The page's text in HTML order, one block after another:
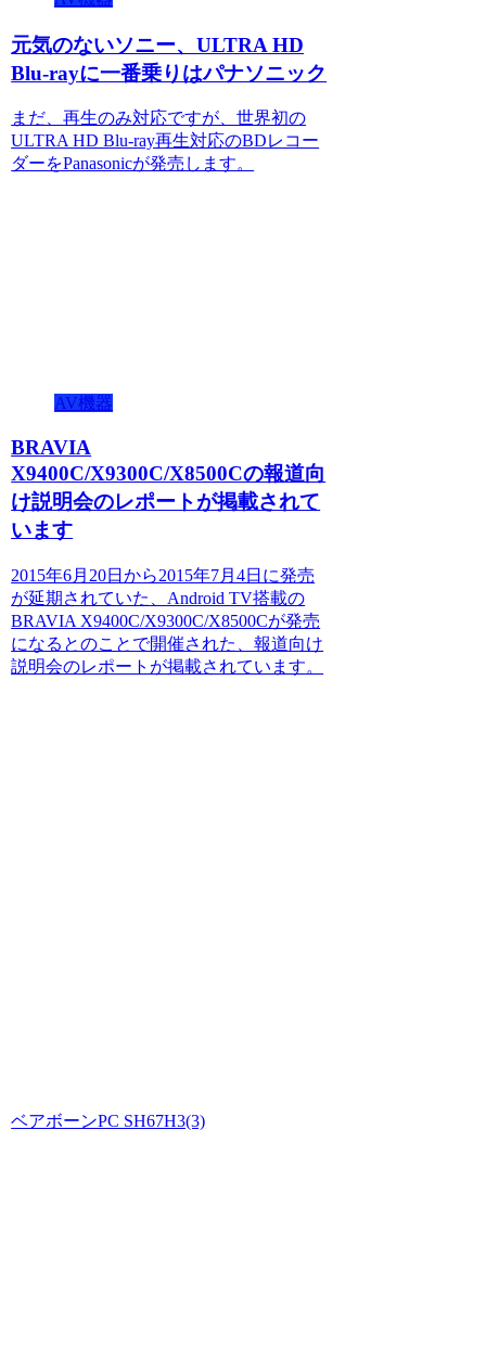
元気のないソニー、ULTRA HD
Blu-rayに一番乗りはパナソニック
まだ、再生のみ対応ですが、世界初の
ULTRA HD Blu-ray再生対応のBDレコー
ダーをPanasonicが発売します。
AV機器
BRAVIA
X9400C/X9300C/X8500Cの報道向
け説明会のレポートが掲載されて
います
2015年6月20日から2015年7月4日に発売
が延期されていた、Android TV搭載の
BRAVIA X9400C/X9300C/X8500Cが発売
になるとのことで開催された、報道向け
説明会のレポートが掲載されています。
ベアボーンPC SH67H3(3)